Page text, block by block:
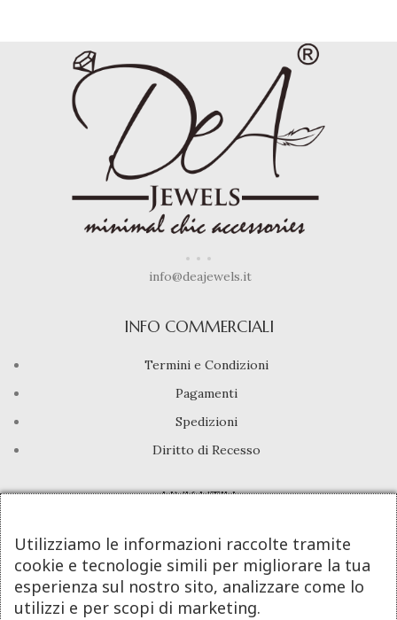
info@deajewels.it
INFO COMMERCIALI
Termini e Condizioni
Pagamenti
Spedizioni
Diritto di Recesso
LINK UTILI
Manutenzione prodotti
Account
Privacy Policy
Utilizziamo le informazioni raccolte tramite
cookie e tecnologie simili per migliorare la tua
esperienza sul nostro sito, analizzare come lo
utilizzi e per scopi di marketing.